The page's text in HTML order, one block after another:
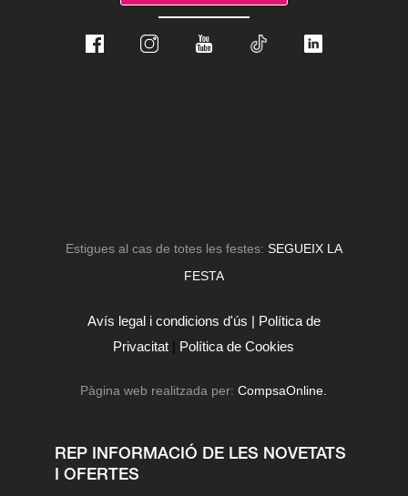
Estigues al cas de totes les festes: SEGUEIX LA
FESTA
Avís legal i condicions d'ús | Política de
Privacitat | Política de Cookies
Pàgina web realitzada per:CompsaOnline.
REP INFORMACIÓ DE LES NOVETATS
I OFERTES